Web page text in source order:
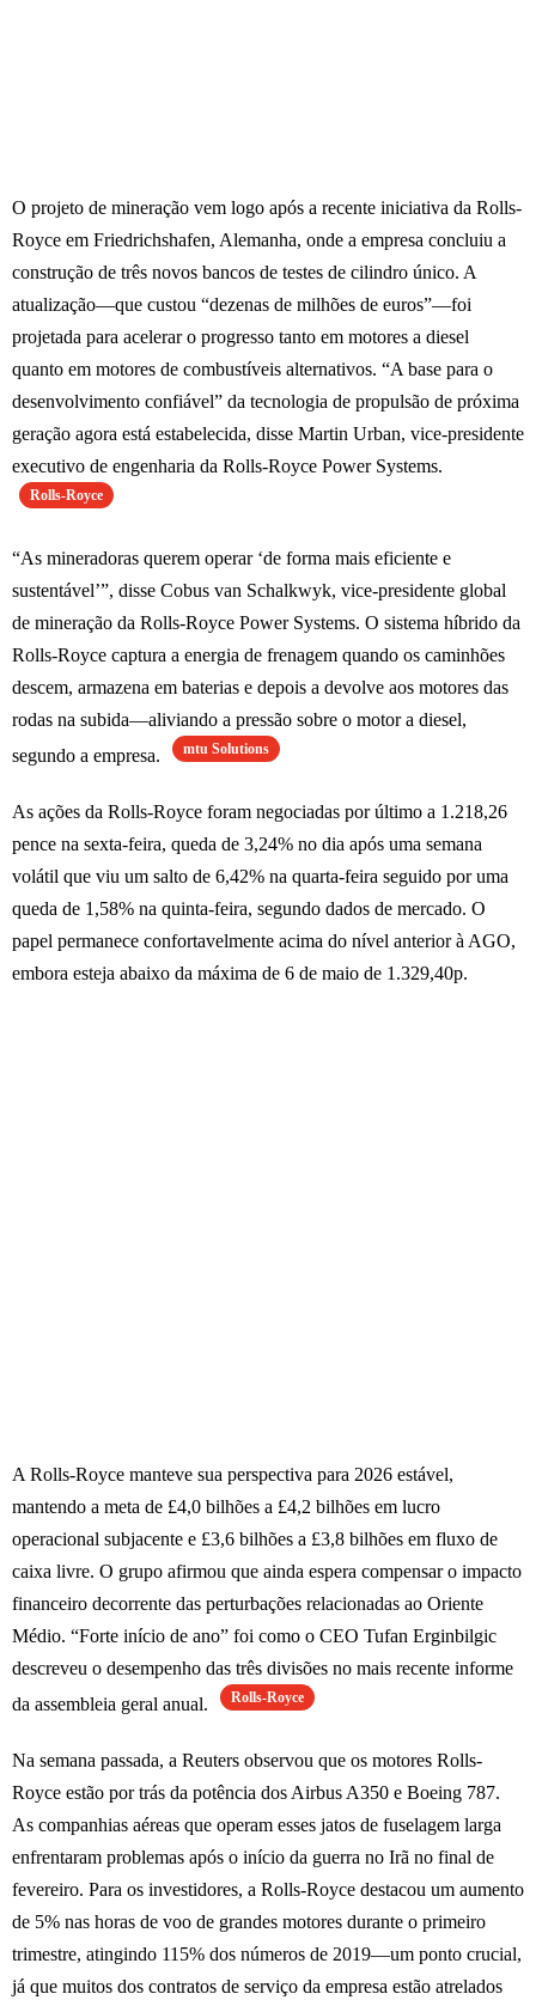
O projeto de mineração vem logo após a recente iniciativa da Rolls-
Royce em Friedrichshafen, Alemanha, onde a empresa concluiu a
construção de três novos bancos de testes de cilindro único. A
atualização—que custou “dezenas de milhões de euros”—foi
projetada para acelerar o progresso tanto em motores a diesel
quanto em motores de combustíveis alternativos. “A base para o
desenvolvimento confiável” da tecnologia de propulsão de próxima
geração agora está estabelecida, disse Martin Urban, vice-presidente
executivo de engenharia da Rolls-Royce Power Systems.
Rolls-Royce
“As mineradoras querem operar ‘de forma mais eficiente e
sustentável’”, disse Cobus van Schalkwyk, vice-presidente global
de mineração da Rolls-Royce Power Systems. O sistema híbrido da
Rolls-Royce captura a energia de frenagem quando os caminhões
descem, armazena em baterias e depois a devolve aos motores das
rodas na subida—aliviando a pressão sobre o motor a diesel,
segundo a empresa.
mtu Solutions
As ações da Rolls-Royce foram negociadas por último a 1.218,26
pence na sexta-feira, queda de 3,24% no dia após uma semana
volátil que viu um salto de 6,42% na quarta-feira seguido por uma
queda de 1,58% na quinta-feira, segundo dados de mercado. O
papel permanece confortavelmente acima do nível anterior à AGO,
embora esteja abaixo da máxima de 6 de maio de 1.329,40p.
A Rolls-Royce manteve sua perspectiva para 2026 estável,
mantendo a meta de £4,0 bilhões a £4,2 bilhões em lucro
operacional subjacente e £3,6 bilhões a £3,8 bilhões em fluxo de
caixa livre. O grupo afirmou que ainda espera compensar o impacto
financeiro decorrente das perturbações relacionadas ao Oriente
Médio. “Forte início de ano” foi como o CEO Tufan Erginbilgic
descreveu o desempenho das três divisões no mais recente informe
da assembleia geral anual.
Rolls-Royce
Na semana passada, a Reuters observou que os motores Rolls-
Royce estão por trás da potência dos Airbus A350 e Boeing 787.
As companhias aéreas que operam esses jatos de fuselagem larga
enfrentaram problemas após o início da guerra no Irã no final de
fevereiro. Para os investidores, a Rolls-Royce destacou um aumento
de 5% nas horas de voo de grandes motores durante o primeiro
trimestre, atingindo 115% dos números de 2019—um ponto crucial,
já que muitos dos contratos de serviço da empresa estão atrelados